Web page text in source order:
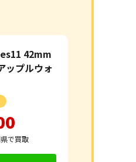
42mm
ップルウォ
で買取